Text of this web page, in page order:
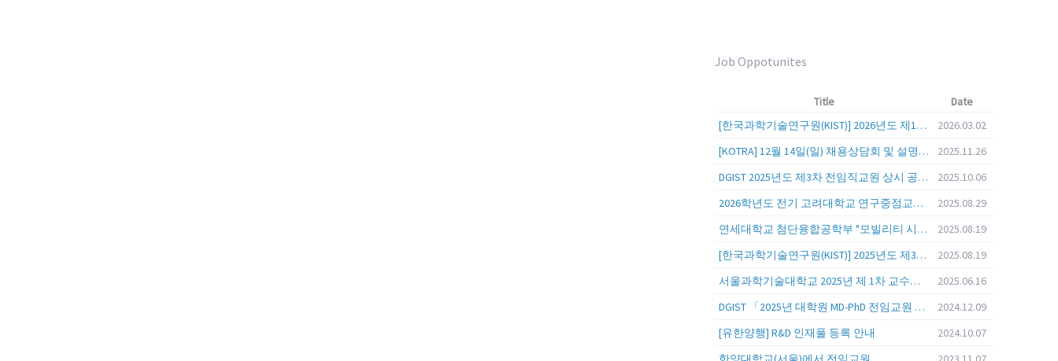
Job Oppotunites
Title
Date
[한국과학기술연구원(KIST)] 2026년도 제1차 연구부문 공개채용 안내
2026.03.02
[KOTRA] 12월 14일(일) 채용상담회 및 설명회를 안내
2025.11.26
DGIST 2025년도 제3차 전임직교원 상시 공개초빙 공고
2025.10.06
2026학년도 전기 고려대학교 연구중점교수 초빙 공고
2025.08.29
연세대학교 첨단융합공학부 "모빌리티 시스템 전 분야" 전임교원 특별채용 (2026년 9월 1일자 임용 예정)
2025.08.19
[한국과학기술연구원(KIST)] 2025년도 제3차 연구부문 공개채용 안내
2025.08.19
서울과학기술대학교 2025년 제 1차 교수초빙 (교육공무원 일반공개채용) 공고
2025.06.16
DGIST 「2025년 대학원 MD-PhD 전임교원 공개초빙」
2024.12.09
[유한양행] R&D 인재풀 등록 안내
2024.10.07